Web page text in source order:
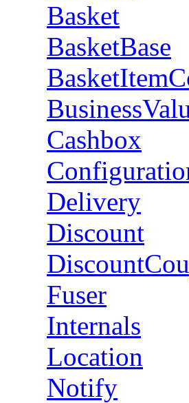
Basket
BasketBase
Cashbox
Delivery
Discount
Fuser
Internals
Location
Notify